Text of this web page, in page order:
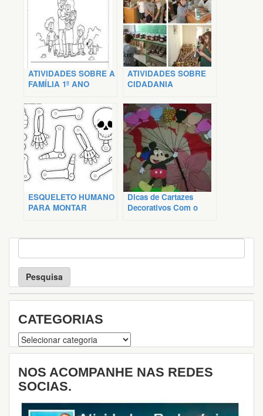
ATIVIDADES SOBRE A
FAMÍLIA 1º ANO
ATIVIDADES SOBRE
CIDADANIA
ESQUELETO HUMANO
PARA MONTAR
Dicas de Cartazes
Decorativos Com o
P
e
s
u
i
a
CATEGORIAS
Categorias
NOS ACOMPANHE NAS REDES
SOCIAS.